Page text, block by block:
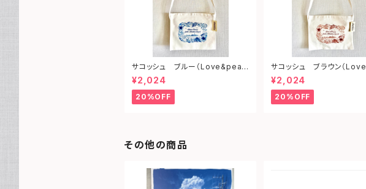
サコッシュ ブルー（Love&peac
e from shonan)
¥2,024
20%OFF
サコッシュ ブラウン（
ce from shonan)
¥2,024
20%OFF
その他の商品